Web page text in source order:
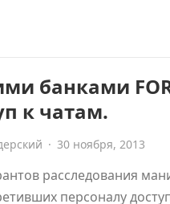
банками
к чатам.
· 30 ноября, 2013
расследования
персоналу